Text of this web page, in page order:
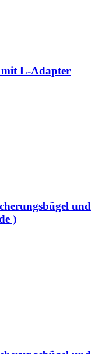
mit L-Adapter
und
)